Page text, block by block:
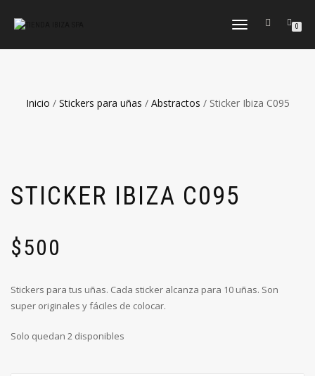
CAMBIAR
0
Inicio / Stickers para uñas / Abstractos / Sticker Ibiza C095
STICKER IBIZA C095
$500
Stickers para tus uñas. Cada sticker alcanza para 10 uñas. Son
super originales y fáciles de colocar.
Solo quedan 2 disponibles